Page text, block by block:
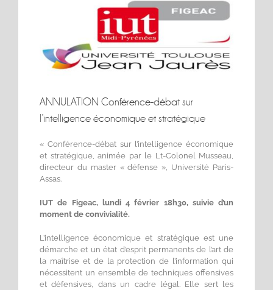
ANNULATION Conférence-débat sur
l’intelligence économique et stratégique
« Conférence-débat sur l’intelligence économique
et stratégique, animée par le Lt-Colonel Musseau,
directeur du master « défense », Université Paris-
Assas.
IUT de Figeac, lundi 4 février 18h30, suivie d’un
moment de convivialité.
L’intelligence économique et stratégique est une
démarche et un état d’esprit permanents de l’art de
la maîtrise et de la protection de l’information qui
nécessitent un ensemble de techniques offensives
et défensives, dans un cadre légal. Elle sert les